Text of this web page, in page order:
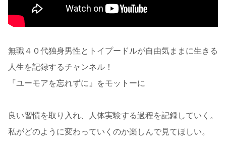
無職４０代独身男性とトイプードルが自由気ままに生きる
人生を記録するチャンネル！
『ユーモアを忘れずに』をモットーに
良い習慣を取り入れ、人体実験する過程を記録していく。
私がどのように変わっていくのか楽しんで見てほしい。